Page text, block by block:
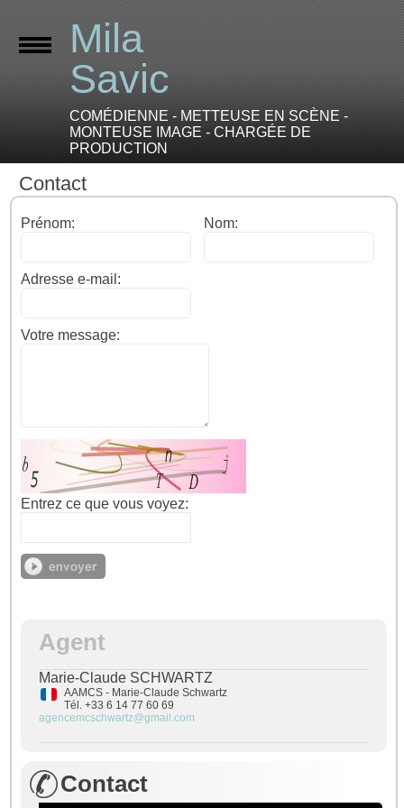
Mila
Savic
COMÉDIENNE - METTEUSE EN SCÈNE -
MONTEUSE IMAGE - CHARGÉE DE
PRODUCTION
Contact
Prénom: Nom:
Adresse e-mail:
Votre message:
Entrez ce que vous voyez:
Agent
Marie-Claude SCHWARTZ
AAMCS - Marie-Claude Schwartz
Tél. +33 6 14 77 60 69
agencemcschwartz@gmail.com
Contact